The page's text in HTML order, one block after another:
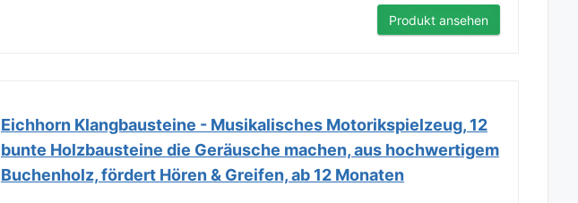
Produkt ansehen
Eichhorn Klangbausteine - Musikalisches Motorikspielzeug, 12
bunte Holzbausteine die Geräusche machen, aus hochwertigem
Buchenholz, fördert Hören & Greifen, ab 12 Monaten